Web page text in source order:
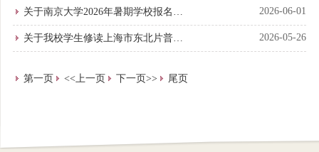
议论文的通知
关于南京大学2026年暑期学校报名通
知
2026-06-01
关于我校学生修读上海市东北片普通 2026-05-26
第一页 <<上一页 下一页>> 尾页